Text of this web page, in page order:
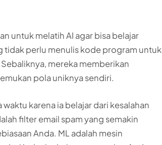
untuk melatih AI agar bisa belajar
tidak perlu menulis kode program untuk
mereka memberikan
pola uniknya sendiri.
karena ia belajar dari kesalahan
filter email spam yang semakin
Anda. ML adalah mesin